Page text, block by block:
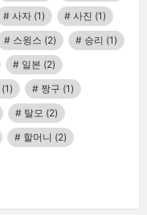
사자 (1) 사진 (1)
스윙스 (2) 승리 (1)
일본 (2)
(1) 짱구 (1)
탈모 (2)
할머니 (2)